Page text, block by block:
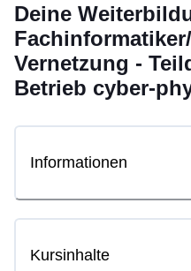
Deine
Vernetzung -
Betrieb cyber-
Informationen
Kursinhalte